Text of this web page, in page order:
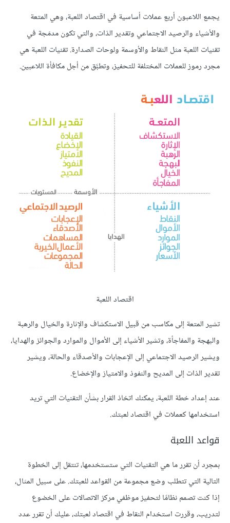
يجمع اللاعبون أربع عملات أساسية في اقتصاد اللعبة، وهي المتعة
والأشياء والرصيد الاجتماعي وتقدير الذات، والتي تكون مدمَجة في
تقنيات اللعبة مثل النقاط والأوسمة ولوحات الصدارة. تقنيات اللعبة هي
مجرد رموز للعملات المختلفة للتحفيز، وتطبَّق من أجل مكافأة اللاعبين.
اقتصاد اللعبة
تشير المتعة إلى مكاسب من قبيل الاستكشاف والإثارة والخيال والرهبة
والبهجة والمفاجأة، وتشير الأشياء إلى الأموال والموارد والجوائز والهدايا،
ويشير الرصيد الاجتماعي إلى الإعجابات والأصدقاء والحالة، ويشير
تقدير الذات إلى المديح والنفوذ والامتياز والإخضاع.
عند إعداد خطة اللعبة، يمكنك اتخاذ القرار بشأن التقنيات التي تريد
استخدامها كعملات في اقتصاد لعبتك.
قواعد اللعبة
بمجرد أن تقرر ما هي التقنيات التي ستستخدمها، تنتقل إلى الخطوة
التالية التي تتطلب وضع مجموعة من القواعد للعبتك. على سبيل المثال،
إذا كنت تصمم نظامًا لتحفيز موظفي مركز الاتصالات على الخضوع
لتدريب، وقررت استخدام النقاط في اقتصاد لعبتك، عليك أن تقرر عدد